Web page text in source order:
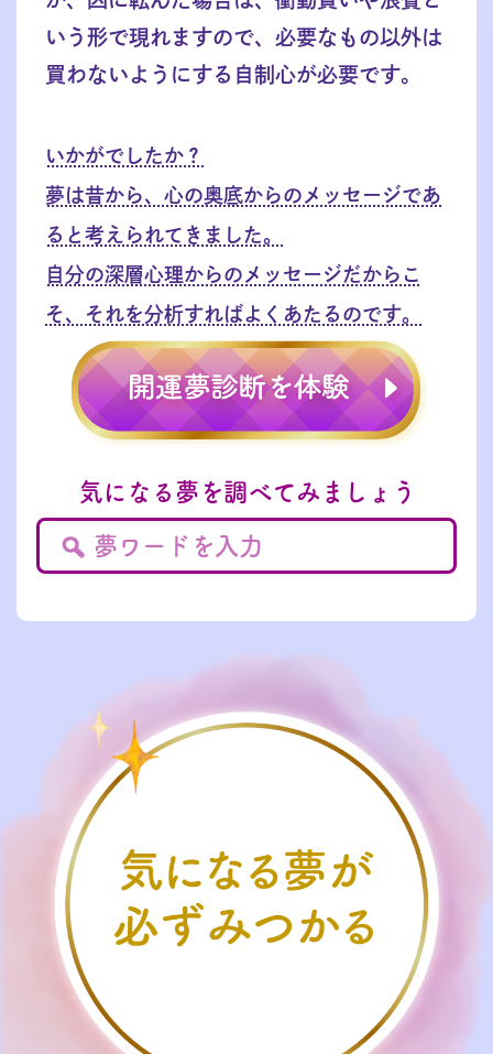
いう形で現れますので、必要なもの以外は
買わないようにする自制心が必要です。
いかがでしたか？
夢は昔から、心の奥底からのメッセージであ
ると考えられてきました。
自分の深層心理からのメッセージだからこ
そ、それを分析すればよくあたるのです。
気になる夢を調べてみましょう